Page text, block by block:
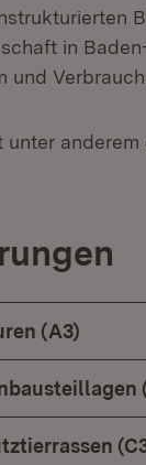
in
und
(A3)